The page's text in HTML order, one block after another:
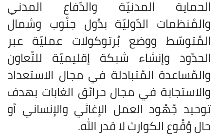
الحماية المدنيّة والدّفاع المدني
والمُنظمات الدّوليّة بدُول جنُوب وشمال
المُتوسّط ووضع بُرتوكولات عمليّة عبر
الحدّود وإنشاء شبكة إقليميّة للتّعاون
والمُساعدة المُتبادلة في مجال الاستعداد
والاستجابة في مجال حرائق الغابات بهدف
توحيد جُهُود العمل الإغاثي والإنساني أو
حال وُقُوع الكوارث لا قدر الله.